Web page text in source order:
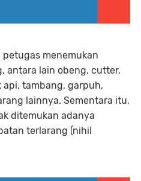
menemukan
antara lain obeng, cutter,
tambang, garpuh,
lainnya. Sementara itu,
ditemukan adanya
terlarang (nihil